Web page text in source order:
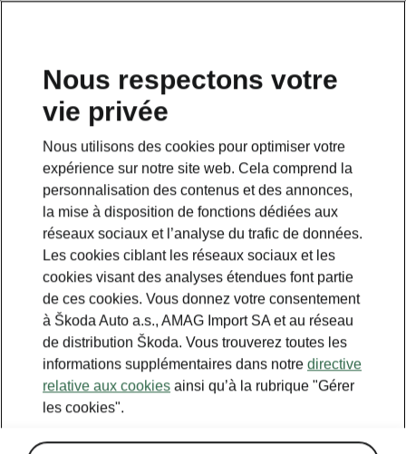
Nous respectons votre
vie privée
Nous utilisons des cookies pour optimiser votre
expérience sur notre site web. Cela comprend la
personnalisation des contenus et des annonces,
la mise à disposition de fonctions dédiées aux
réseaux sociaux et l’analyse du trafic de données.
Les cookies ciblant les réseaux sociaux et les
cookies visant des analyses étendues font partie
de ces cookies. Vous donnez votre consentement
à Škoda Auto a.s., AMAG Import SA et au réseau
de distribution Škoda. Vous trouverez toutes les
informations supplémentaires dans notre directive
relative aux cookies ainsi qu’à la rubrique "Gérer
les cookies".